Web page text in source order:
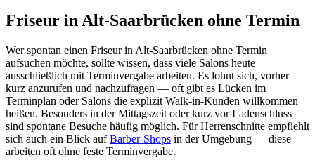
Friseur in Alt-Saarbrücken ohne Termin
Wer spontan einen Friseur in Alt-Saarbrücken ohne Termin
aufsuchen möchte, sollte wissen, dass viele Salons heute
ausschließlich mit Terminvergabe arbeiten. Es lohnt sich, vorher
kurz anzurufen und nachzufragen — oft gibt es Lücken im
Terminplan oder Salons die explizit Walk-in-Kunden willkommen
heißen. Besonders in der Mittagszeit oder kurz vor Ladenschluss
sind spontane Besuche häufig möglich. Für Herrenschnitte empfiehlt
sich auch ein Blick aufBarber-Shops in der Umgebung — diese
arbeiten oft ohne feste Terminvergabe.